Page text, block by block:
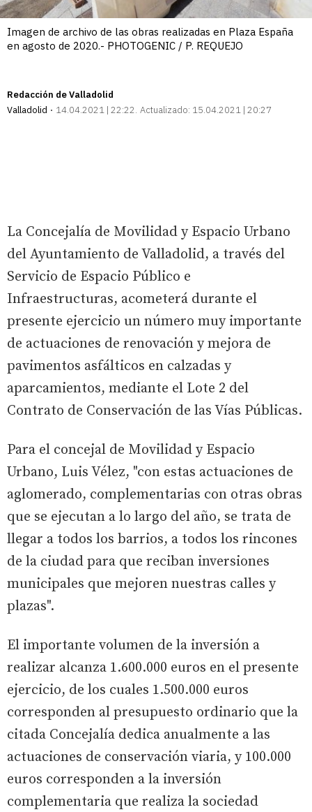
Imagen de archivo de las obras realizadas en Plaza España
en agosto de 2020.- PHOTOGENIC / P. REQUEJO
Redacción de Valladolid
Valladolid
14.04.2021 | 22:22 Actualizado: 15.04.2021 | 20:27
La Concejalía de Movilidad y Espacio Urbano
del Ayuntamiento de Valladolid, a través del
Servicio de Espacio Público e
Infraestructuras, acometerá durante el
presente ejercicio un número muy importante
de actuaciones de renovación y mejora de
pavimentos asfálticos en calzadas y
aparcamientos, mediante el Lote 2 del
Contrato de Conservación de las Vías Públicas.
Para el concejal de Movilidad y Espacio
Urbano, Luis Vélez, "con estas actuaciones de
aglomerado, complementarias con otras obras
que se ejecutan a lo largo del año, se trata de
llegar a todos los barrios, a todos los rincones
de la ciudad para que reciban inversiones
municipales que mejoren nuestras calles y
plazas".
El importante volumen de la inversión a
realizar alcanza 1.600.000 euros en el presente
ejercicio, de los cuales 1.500.000 euros
corresponden al presupuesto ordinario que la
citada Concejalía dedica anualmente a las
actuaciones de conservación viaria, y 100.000
euros corresponden a la inversión
complementaria que realiza la sociedad